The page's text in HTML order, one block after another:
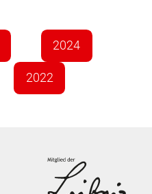
2024
2022